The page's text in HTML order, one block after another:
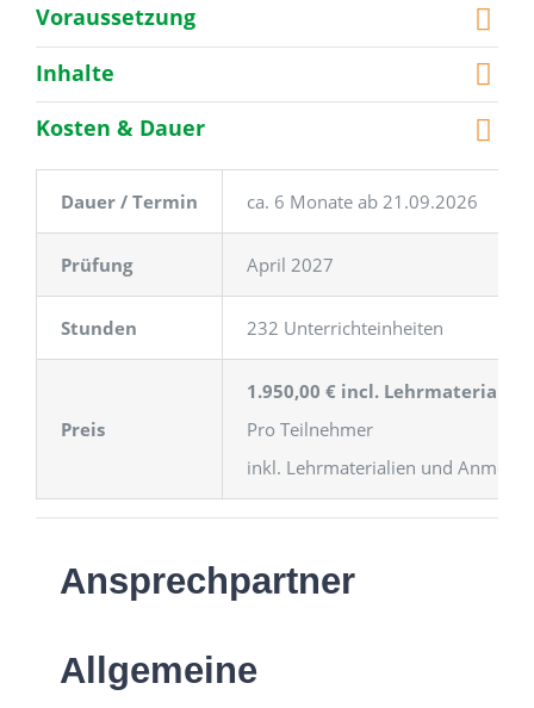
Voraussetzung
Inhalte
Kosten & Dauer
Dauer / Termin ca. 6 Monate ab 21.09.2026
Prüfung April 2027
Stunden 232 Unterrichteinheiten
Preis
1.950,00 € incl. Lehrmaterial
Pro Teilnehmer
inkl. Lehrmaterialien und
Ansprechpartner
Allgemeine